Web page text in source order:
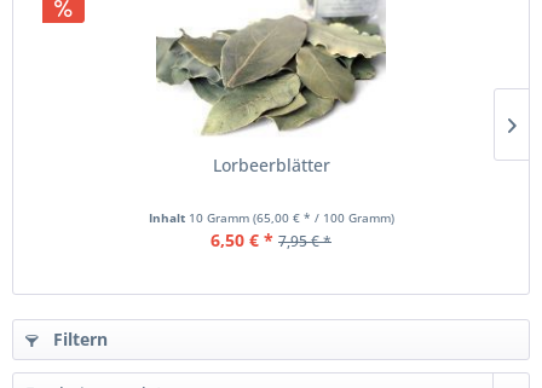
Lorbeerblätter
Inhalt 10 Gramm (65,00 € * / 100 Gramm)
6,50 € * 7,95 € *
Filtern